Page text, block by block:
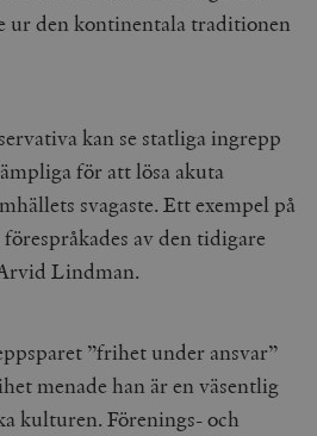
ur den kontinentala traditionen
kan se statliga ingrepp
för att lösa akuta
svagaste. Ett exempel på
av den tidigare
Lindman.
”frihet under ansvar”
menade han är en väsentlig
kulturen. Förenings- och